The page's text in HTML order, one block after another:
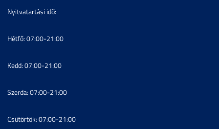
Nyitvatartási idő:
Hétfő: 07:00-21:00
Kedd: 07:00-21:00
Szerda: 07:00-21:00
Csütörtök: 07:00-21:00